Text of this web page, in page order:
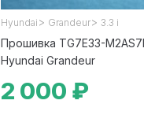
Hyundai > Grandeur> 3.3 i
Прошивка TG7E33-
Hyundai Grandeur
2 000 ₽